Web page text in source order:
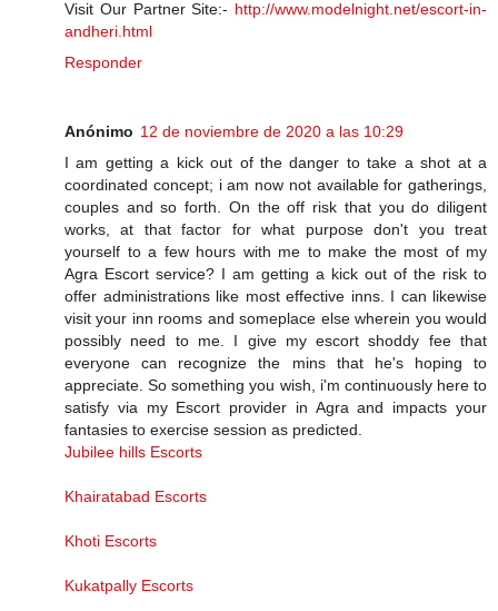
Visit Our Partner Site:- http://www.modelnight.net/escort-in-
andheri.html
Responder
Anónimo 12 de noviembre de 2020 a las 10:29
I am getting a kick out of the danger to take a shot at a
coordinated concept; i am now not available for gatherings,
couples and so forth. On the off risk that you do diligent
works, at that factor for what purpose don't you treat
yourself to a few hours with me to make the most of my
Agra Escort service? I am getting a kick out of the risk to
offer administrations like most effective inns. I can likewise
visit your inn rooms and someplace else wherein you would
possibly need to me. I give my escort shoddy fee that
everyone can recognize the mins that he's hoping to
appreciate. So something you wish, i'm continuously here to
satisfy via my Escort provider in Agra and impacts your
fantasies to exercise session as predicted.
Jubilee hills Escorts
Khairatabad Escorts
Khoti Escorts
Kukatpally Escorts